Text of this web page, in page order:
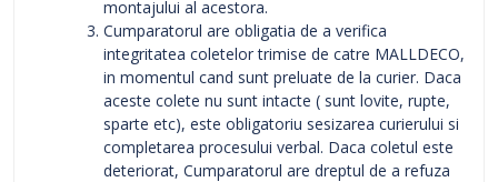
montajului al acestora.
Cumparatorul are obligatia de a verifica
integritatea coletelor trimise de catre MALLDECO,
in momentul cand sunt preluate de la curier. Daca
aceste colete nu sunt intacte ( sunt lovite, rupte,
sparte etc), este obligatoriu sesizarea curierului si
completarea procesului verbal. Daca coletul este
deteriorat, Cumparatorul are dreptul de a refuza